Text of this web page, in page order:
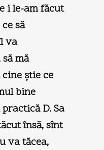
i le-am făcut
să
va
mă
ştie ce
bine
D. Sa
însă, sînt
va tăcea,